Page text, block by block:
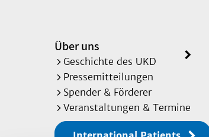
Über uns
Geschichte des UKD
Pressemitteilungen
Spender & Förderer
Veranstaltungen & Termine